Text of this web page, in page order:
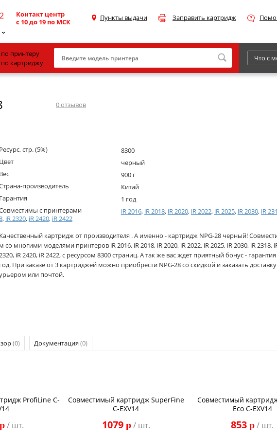
Контакт центр
с 10 до 19 по МСК
Пункты выдачи Заправить картридж
Samsung
Тонер и девелопер
по принтеру
по картриджу
Что с
0отзывов
Ресурс, стр. (5%)
8300
Цвет
черный
Вес
900 г
производитель
Китай
Гарантия
1 год
с принтерами
iR 2016, iR 2018, iR 2020, iR 2022, iR 2025, iR 2030, iR 231
, iR 2320, iR 2420, iR 2422
Качественный картридж от производителя . А именно - картридж NPG-28 черный!
м со многими моделями принтеров iR 2016, iR 2018, iR 2020, iR 2022, iR 2025, iR 2030, iR 2318,
iR 2420, iR 2422, с ресурсом 8300 страниц. А так же вас ждет приятный бонус - гарантия
год. При заказе от 3 картриджей можно приобрести NPG-28 со скидкой и заказать
или почтой.
(0) Документация (0)
ProfiLine C-
p/ шт.
Совместимый картридж SuperFine
C-EXV14
1079 p/ шт.
Совместимый
Eco C-EXV14
853 p/ шт.